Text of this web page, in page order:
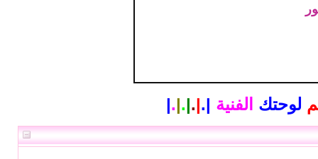
لوحتك الفنية |
.
|
.
|
.
|
.
|